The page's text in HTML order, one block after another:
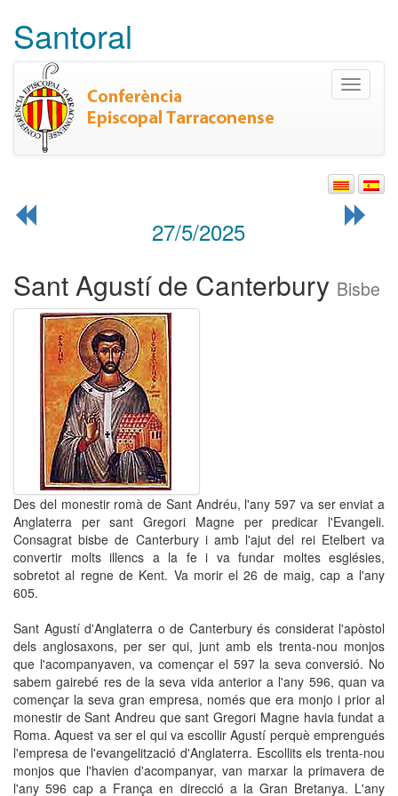
Santoral
Toggle
27/5/2025
Sant Agustí de Canterbury Bisbe
Des del monestir romà de Sant Andréu, l'any 597 va ser enviat a
Anglaterra per sant Gregori Magne per predicar l'Evangeli.
Consagrat bisbe de Canterbury i amb l'ajut del rei Etelbert va
convertir molts illencs a la fe i va fundar moltes esglésies,
sobretot al regne de Kent. Va morir el 26 de maig, cap a l'any
605.
Sant Agustí d'Anglaterra o de Canterbury és considerat l'apòstol
dels anglosaxons, per ser qui, junt amb els trenta-nou monjos
que l'acompanyaven, va començar el 597 la seva conversió. No
sabem gairebé res de la seva vida anterior a l'any 596, quan va
començar la seva gran empresa, només que era monjo i prior al
monestir de Sant Andreu que sant Gregori Magne havia fundat a
Roma. Aquest va ser el qui va escollir Agustí perquè emprengués
l'empresa de l'evangelització d'Anglaterra. Escollits els trenta-nou
monjos que l'havien d'acompanyar, van marxar la primavera de
l'any 596 cap a França en direcció a la Gran Bretanya. L'any